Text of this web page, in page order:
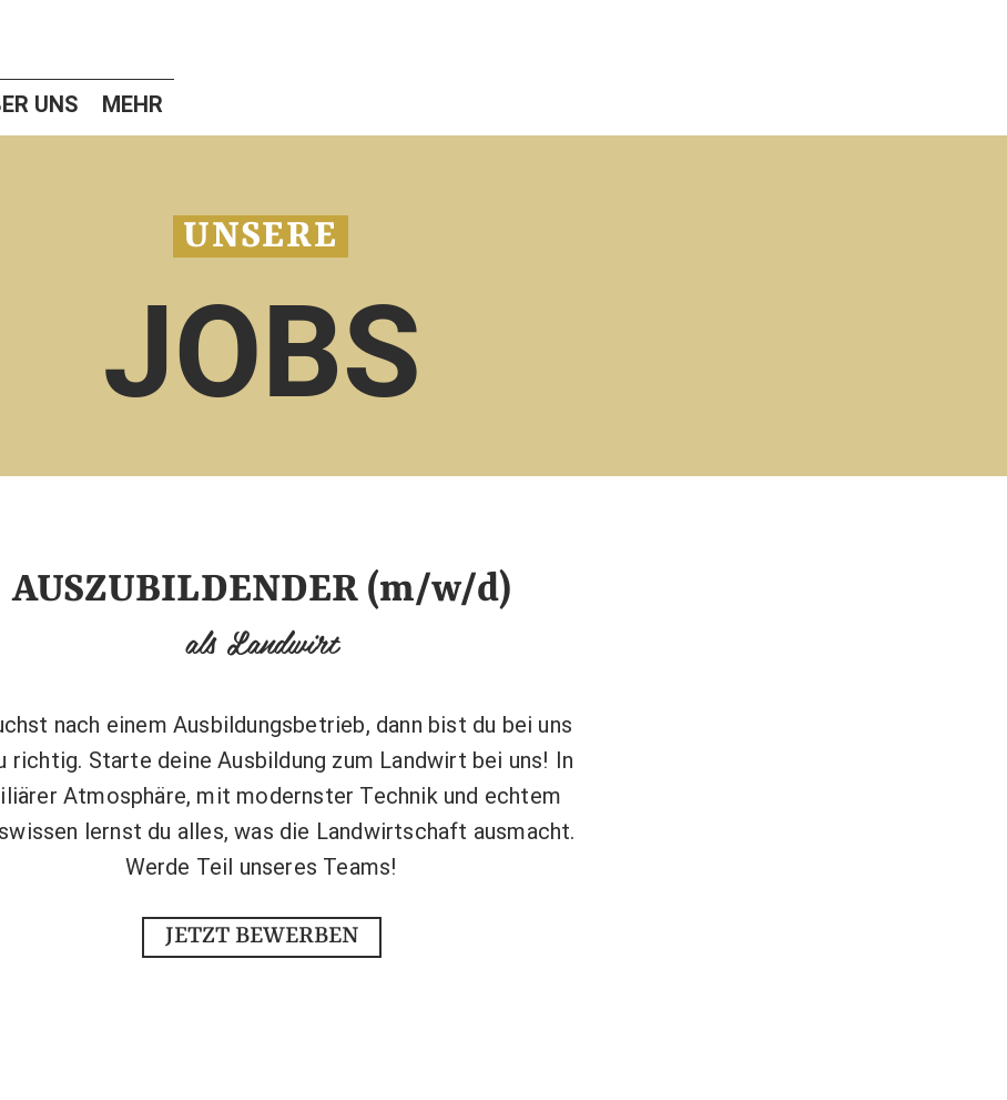
UNS MEHR
UNSERE
JOBS
AUSZUBILDENDER (m/w/d)
als Landwirt
nach einem Ausbildungsbetrieb, dann bist du bei uns
richtig. Starte deine Ausbildung zum Landwirt bei uns! In
Atmosphäre, mit modernster Technik und echtem
lernst du alles, was die Landwirtschaft ausmacht.
Werde Teil unseres Teams!
JETZT BEWERBEN